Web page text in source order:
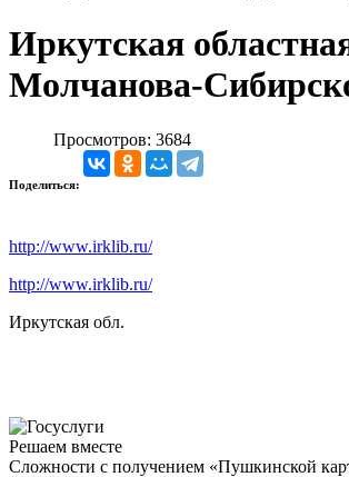
Иркутская
Молчанова-
Просмотров: 3684
Поделиться:
http://www.irklib.ru/
http://www.irklib.ru/
Иркутская обл.
Решаем вместе
Сложности с получением «Пушкинской